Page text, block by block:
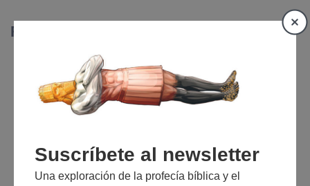
R∏P
iglesias modernas